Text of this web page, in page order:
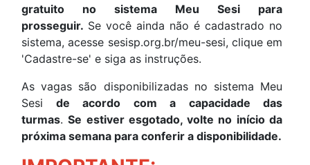
gratuito no sistema Meu Sesi para
prosseguir. Se você ainda não é cadastrado no
sistema, acesse sesisp.org.br/meu-sesi, clique em
'Cadastre-se' e siga as instruções.
As vagas são disponibilizadas no sistema Meu
Sesi de acordo com a capacidade das
turmas.Se estiver esgotado, volte no início da
próxima semana para conferir a disponibilidade.